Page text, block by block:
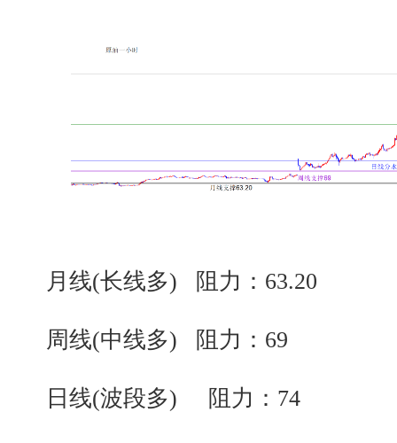
月线(长线多) 阻力：63.20
周线(中线多) 阻力：69
日线(波段多) 阻力：74